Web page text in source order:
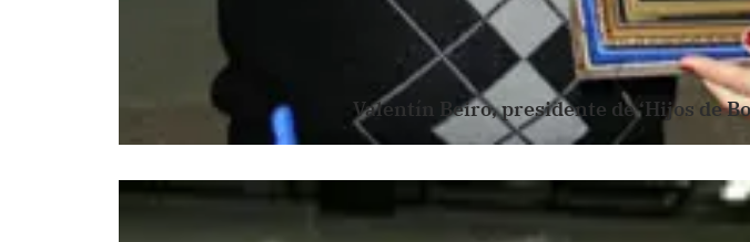
Valentín Beiro, presidente de ‘Hijos de